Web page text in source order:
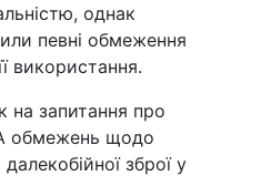
однак
певні обмеження
використання.
на запитання про
обмежень щодо
зброї у